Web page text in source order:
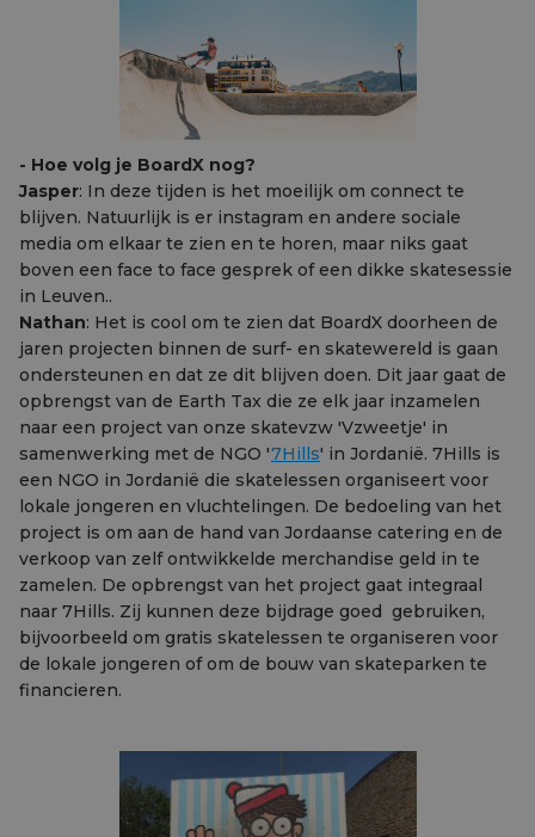
- Hoe volg je BoardX nog?
Jasper: In deze tijden is het moeilijk om connect te
blijven. Natuurlijk is er instagram en andere sociale
media om elkaar te zien en te horen, maar niks gaat
boven een face to face gesprek of een dikke skatesessie
in Leuven..
Nathan: Het is cool om te zien dat BoardX doorheen de
jaren projecten binnen de surf- en skatewereld is gaan
ondersteunen en dat ze dit blijven doen. Dit jaar gaat de
opbrengst van de Earth Tax die ze elk jaar inzamelen
naar een project van onze skatevzw 'Vzweetje' in
samenwerking met de NGO '7Hills' in Jordanië. 7Hills is
een NGO in Jordanië die skatelessen organiseert voor
lokale jongeren en vluchtelingen. De bedoeling van het
project is om aan de hand van Jordaanse catering en de
verkoop van zelf ontwikkelde merchandise geld in te
zamelen. De opbrengst van het project gaat integraal
naar 7Hills. Zij kunnen deze bijdrage goed gebruiken,
bijvoorbeeld om gratis skatelessen te organiseren voor
de lokale jongeren of om de bouw van skateparken te
financieren.